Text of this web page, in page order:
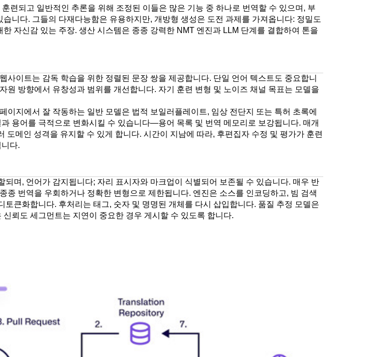
련되고 일반적인 추론을 위해 조정된 이들은 많은 기능 중 하나로 번역할 수 있으며, 부
니다. 그들의 다재다능함은 유용하지만, 개방형 생성은 도전 과제를 가져옵니다: 정밀도
자신감 있는 주장. 생산 시스템은 종종 강력한 NMT 엔진과 LLM 단계를 결합하여 톤을
이트는 감독 학습을 위한 정렬된 문장 쌍을 제공합니다. 단일 언어 텍스트도 중요합니
방향에서 유창성과 범위를 개선합니다. 자기 훈련 변형 및 노이즈 채널 목표는 모델을
지에서 잘 작동하는 일반 모델은 법적 보일러플레이트, 임상 전단지 또는 특허 초록에
용어를 극적으로 변화시킬 수 있습니다—용어 목록 및 번역 메모리로 보강됩니다. 매개
메인 성격을 유지할 수 있게 합니다. 시간이 지남에 따라, 후편집자 수정 및 평가가 훈련
다.
며, 언어가 감지됩니다; 자리 표시자와 마크업이 식별되어 보존될 수 있습니다. 매우 반
번역을 우회하거나 정확한 변형으로 제한됩니다. 엔진은 소스를 인코딩하고, 빔 검색
큰화합니다. 후처리는 태그, 숫자 및 명명된 개체를 다시 삽입합니다. 품질 추정 모델은
뢰도 세그먼트는 지연이 중요한 경우 게시할 수 있도록 합니다.